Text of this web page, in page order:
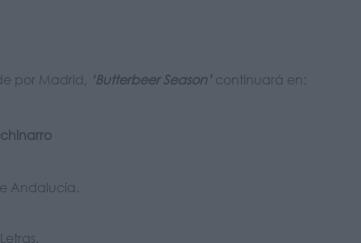
por Madrid, ‘Butterbeer Season’continuará en:
Andalucía.